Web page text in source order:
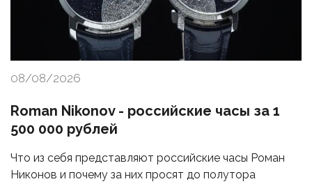
08/08/2026
Roman Nikonov - российские часы за 1
500 000 рублей
Что из себя представляют российские часы Роман
Никонов и почему за них просят до полутора